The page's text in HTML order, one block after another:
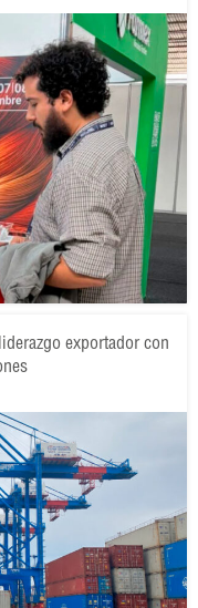
exportador con